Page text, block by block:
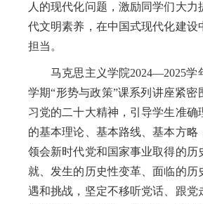
人的现代化问题，激励同学们大力
代文明素养，在中国式现代化建设
担当。
马克思主义学院2024—2025学
学期“形势与政策”课系列讲座紧密
习党的二十大精神，引导学生准确
的基本理论、基本路线、基本方略
领会新时代党和国家事业取得的历
就、发生的历史性变革、面临的历
遇和挑战，坚定不移听党话、跟党